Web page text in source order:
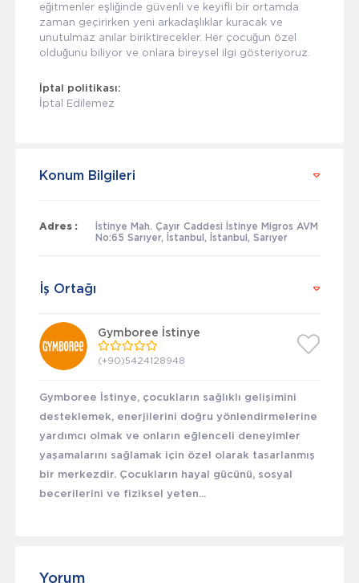
eğitmenler eşliğinde güvenli ve keyifli bir ortamda
zaman geçirirken yeni arkadaşlıklar kuracak ve
unutulmaz anılar biriktirecekler. Her çocuğun özel
olduğunu biliyor ve onlara bireysel ilgi gösteriyoruz.
İptal politikası:
İptal Edilemez
Konum Bilgileri
Adres :
İstinye Mah. Çayır Caddesi İstinye Migros AVM
No:65 Sarıyer, İstanbul, İstanbul, Sarıyer
İş Ortağı
Gymboree İstinye
(+90)5424128948
Gymboree İstinye, çocukların sağlıklı gelişimini
desteklemek, enerjilerini doğru yönlendirmelerine
yardımcı olmak ve onların eğlenceli deneyimler
yaşamalarını sağlamak için özel olarak tasarlanmış
bir merkezdir. Çocukların hayal gücünü, sosyal
becerilerini ve fiziksel yeten...
Yorum